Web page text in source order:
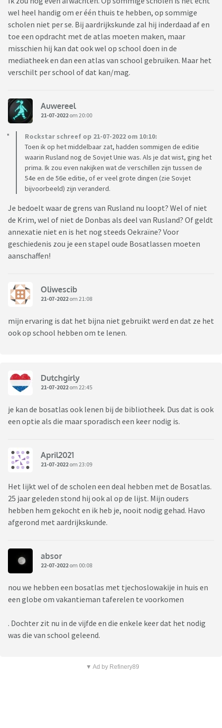
wel heel handig om er één thuis te hebben, op sommige
scholen niet per se. Bij aardrijkskunde zal hij inderdaad af en
toe een opdracht met de atlas moeten maken, maar
misschien hij kan dat ook wel op school doen in de
mediatheek en dan een atlas van school gebruiken. Maar het
verschilt per school of dat kan/mag.
Auwereel
21-07-2022 om 20:00
Rockstar schreef op 21-07-2022 om 10:10:
Toen ik op het middelbaar zat, hadden sommigen de editie
waarin Rusland nog de Sovjet Unie was. Als je dat wist, ging het
prima. Ik zou even nakijken wat de verschillen zijn tussen de
54e en de 56e editie, of er veel grote dingen (zie Sovjet
bijvoorbeeld) zijn veranderd.
Je bedoelt waar de grens van Rusland nu loopt? Wel of niet
de Krim, wel of niet de Donbas als deel van Rusland? Of geldt
annexatie niet en is het nog steeds Oekraïne? Voor
geschiedenis zou je een stapel oude Bosatlassen moeten
aanschaffen!
Oliwescib
21-07-2022 om 21:08
mijn ervaring is dat het bijna niet gebruikt werd en dat ze het
ook op school hebben om te lenen.
Dutchgirly
21-07-2022 om 22:45
je kan de bosatlas ook lenen bij de bibliotheek. Dus dat is ook
een optie als die maar sporadisch een keer nodig is.
April2021
21-07-2022 om 23:09
Het lijkt wel of de scholen een deal hebben met de Bosatlas.
25 jaar geleden stond hij ook al op de lijst. Mijn ouders
hebben hem gekocht en ik heb je, nooit nodig gehad. Havo
afgerond met aardrijkskunde.
absor
22-07-2022 om 00:08
nou we hebben een bosatlas met tjechoslowakije in huis en
een globe om vakantieman taferelen te voorkomen
. Dochter zit nu in de vijfde en die enkele keer dat het nodig
was die van school geleend.
▼ Ad by Refinery89